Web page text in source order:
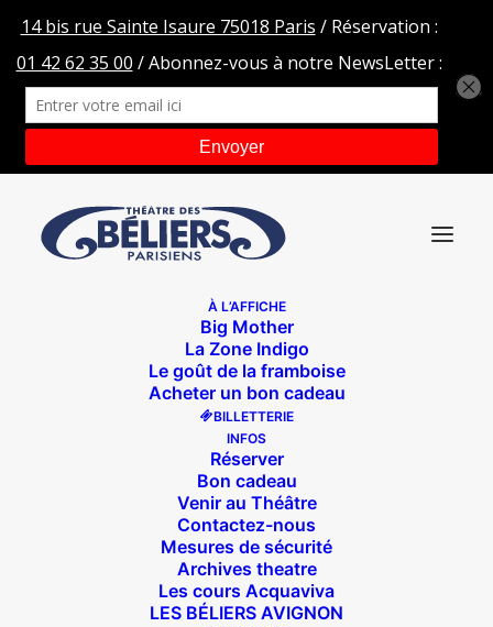
À L’AFFICHE
Big Mother
La Zone Indigo
Le goût de la framboise
Acheter un bon cadeau
BILLETTERIE
INFOS
Réserver
Bon cadeau
Venir au Théâtre
Contactez-nous
Mesures de sécurité
Archives theatre
Les cours Acquaviva
LES BÉLIERS AVIGNON
Miniature de la vidéo : Teaser Big Mother
Accueil
Big Mother
Miniature de la vidéo : Teaser Big Mother